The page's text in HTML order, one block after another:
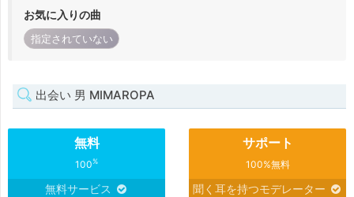
お気に入りの曲
指定されていない
出会い 男 MIMAROPA
無料
100%
無料サービス
サポート
100%無料
聞く耳を持つモデレーター